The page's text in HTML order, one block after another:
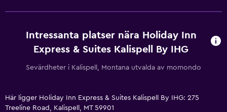
Intressanta platser nära Holiday Inn
Express & Suites Kalispell By IHG
Sevärdheter i Kalispell, Montana utvalda av momondo
Här ligger Holiday Inn Express & Suites Kalispell By IHG: 275
Treeline Road, Kalispell, MT 59901